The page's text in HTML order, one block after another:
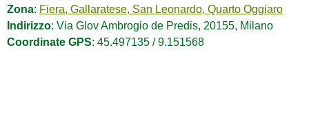
Zona: Fiera, Gallaratese, San Leonardo, Quarto Oggiaro
Indirizzo: Via Glov Ambrogio de Predis, 20155, Milano
Coordinate GPS: 45.497135 / 9.151568